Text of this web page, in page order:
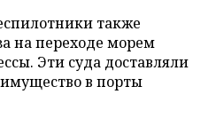
также
на переходе морем
Эти суда доставляли
в порты